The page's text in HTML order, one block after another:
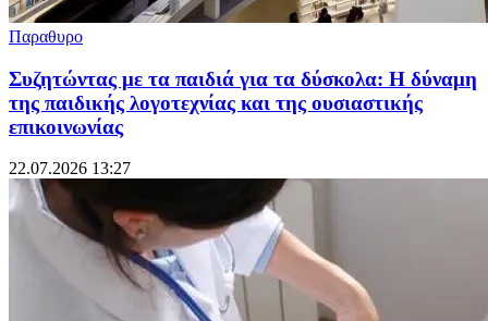
Παραθυρο
Συζητώντας με τα παιδιά για τα δύσκολα: Η δύναμη
της παιδικής λογοτεχνίας και της ουσιαστικής
επικοινωνίας
22.07.2026 13:27